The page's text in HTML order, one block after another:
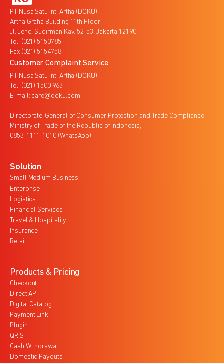
PT Nusa Satu Inti Artha (DOKU)
Artha Graha Building 11th Floor
Jl. Jend. Sudirman Kav. 52-53, Jakarta 12190
Tel. (021) 5150785,
Fax (021) 5154758
Customer Complaint Service
PT Nusa Satu Inti Artha (DOKU)
Tel: (021) 1500 963
E-mail: care@doku.com
Directorate-General of Consumer Protection and Trade Compliance,
Ministry of Trade of the Republic of Indonesia,
0853-1111-1010 (WhatsApp)
Solution
Small Medium Business
Enterprise
Logistics
Financial Services
Travel & Hospitality
Insurance
Retail
Products & Pricing
Checkout
Direct API
Digital Catalog
Payment Link
Plugin
QRIS
Cash Withdrawal
Domestic Payouts